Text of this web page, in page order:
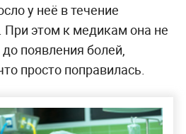
у неё в течение
При этом к медикам она не
появления болей,
просто поправилась.